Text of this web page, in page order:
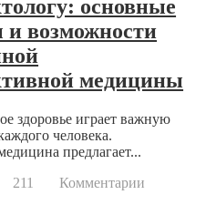
основные
возможности
медицины
здоровье играет важную
человека.
предлагает...
211 Комментарии